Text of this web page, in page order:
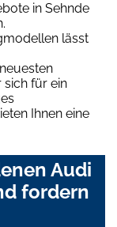
in Sehnde
lässt
sich für ein
Ihnen eine
Audi
fordern